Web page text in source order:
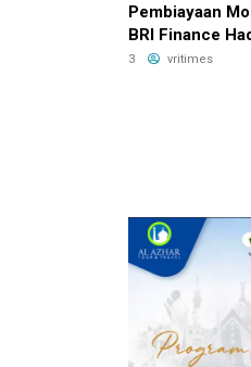
Pembiayaan
BRI Finance
Consumer Expo
3 vritimes